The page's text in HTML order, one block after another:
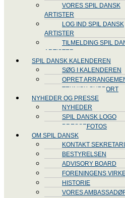
VORES SPIL DANSK
ARTISTER
LOG IND SPIL DANSK
ARTISTER
TILMELDING SPIL
ARTISTER
SPIL DANSK KALENDEREN
SØG I KALENDEREN
OPRET
TEKNISK SUPPORT
NYHEDER OG PRESSE
NYHEDER
SPIL DANSK LOGO
PRESSEFOTOS
OM SPIL DANSK
KONTAKT
BESTYRELSEN
ADVISORY BOARD
FORENINGENS
HISTORIE
VORES